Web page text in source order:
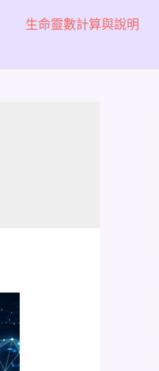
生命靈數計算與說明